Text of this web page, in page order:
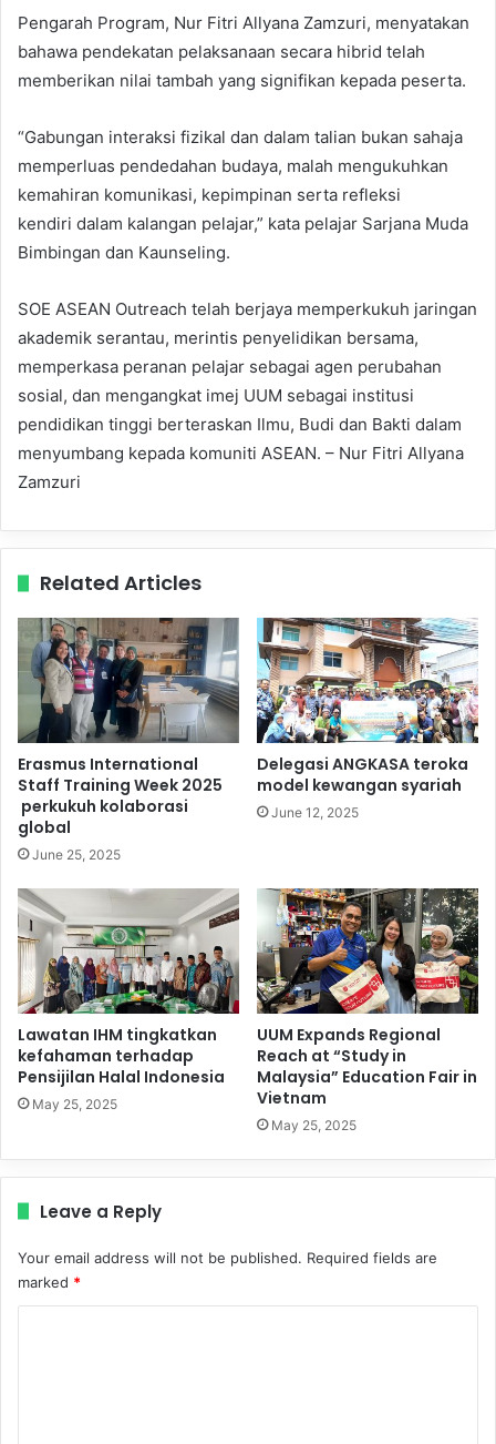
Pengarah Program, Nur Fitri Allyana Zamzuri, menyatakan
bahawa pendekatan pelaksanaan secara hibrid telah
memberikan nilai tambah yang signifikan kepada peserta.
“Gabungan interaksi fizikal dan dalam talian bukan sahaja
memperluas pendedahan budaya, malah mengukuhkan
kemahiran komunikasi, kepimpinan serta refleksi
kendiri dalam kalangan pelajar,” kata pelajar Sarjana Muda
Bimbingan dan Kaunseling.
SOE ASEAN Outreach telah berjaya memperkukuh jaringan
akademik serantau, merintis penyelidikan bersama,
memperkasa peranan pelajar sebagai agen perubahan
sosial, dan mengangkat imej UUM sebagai institusi
pendidikan tinggi berteraskan Ilmu, Budi dan Bakti dalam
menyumbang kepada komuniti ASEAN.​ – Nur Fitri Allyana
Zamzuri
Related Articles
Erasmus International
Staff Training Week 2025
perkukuh kolaborasi
global
June 25, 2025
Delegasi ANGKASA teroka
model kewangan syariah
June 12, 2025
Lawatan IHM tingkatkan
kefahaman terhadap
Pensijilan Halal Indonesia
May 25, 2025
UUM Expands Regional
Reach at “Study in
Malaysia” Education Fair in
Vietnam
May 25, 2025
Leave a Reply
Your email address will not be published. Required fields are
marked *